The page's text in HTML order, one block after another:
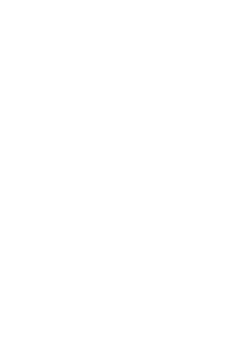
v místě pobytu.
aparátem.
moře